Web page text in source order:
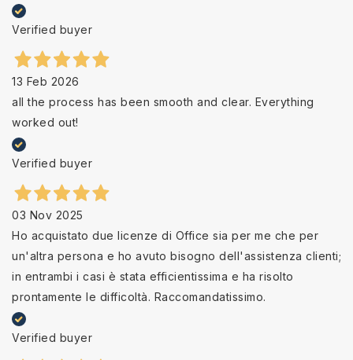
Verified buyer
13 Feb 2026
all the process has been smooth and clear. Everything
worked out!
Verified buyer
03 Nov 2025
Ho acquistato due licenze di Office sia per me che per
un'altra persona e ho avuto bisogno dell'assistenza clienti;
in entrambi i casi è stata efficientissima e ha risolto
prontamente le difficoltà. Raccomandatissimo.
Verified buyer